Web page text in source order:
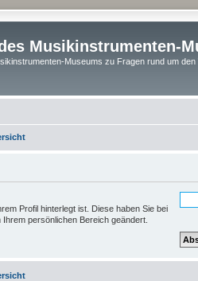
Musikinstrumenten-
Museums zu Fragen rund um
Profil hinterlegt ist. Diese haben Sie bei
persönlichen Bereich geändert.